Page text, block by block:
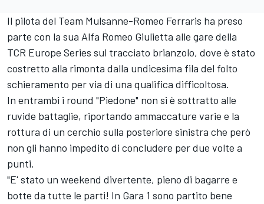
Il pilota del Team Mulsanne-Romeo Ferraris ha preso
parte con la sua Alfa Romeo Giulietta alle gare della
TCR Europe Series sul tracciato brianzolo, dove è stato
costretto alla rimonta dalla undicesima fila del folto
schieramento per via di una qualifica difficoltosa.
In entrambi i round "Piedone" non si è sottratto alle
ruvide battaglie, riportando ammaccature varie e la
rottura di un cerchio sulla posteriore sinistra che però
non gli hanno impedito di concludere per due volte a
punti.
"E' stato un weekend divertente, pieno di bagarre e
botte da tutte le parti! In Gara 1 sono partito bene